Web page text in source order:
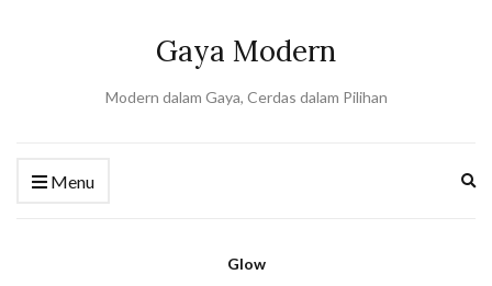
Gaya Modern
Modern dalam Gaya, Cerdas dalam Pilihan
Menu
Glow